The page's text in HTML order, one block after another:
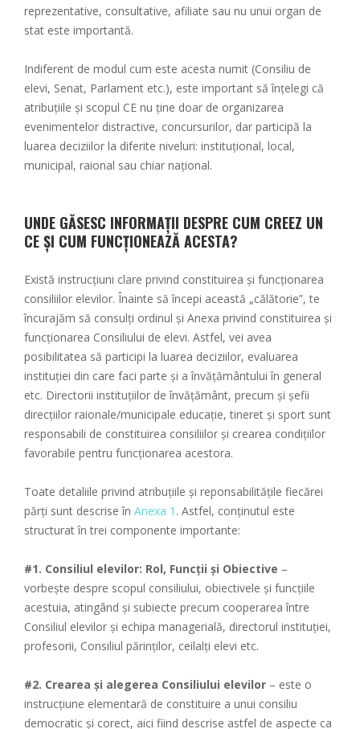
reprezentative, consultative, afiliate sau nu unui organ de
stat este importantă.
Indiferent de modul cum este acesta numit (Consiliu de
elevi, Senat, Parlament etc.), este important să înțelegi că
atribuțiile și scopul CE nu ține doar de organizarea
evenimentelor distractive, concursurilor, dar participă la
luarea deciziilor la diferite niveluri: instituțional, local,
municipal, raional sau chiar național.
UNDE GĂSESC INFORMAȚII DESPRE CUM CREEZ UN
CE ȘI CUM FUNCȚIONEAZĂ ACESTA?
Există instrucțiuni clare privind constituirea și funcționarea
consiliilor elevilor. Înainte să începi această „călătorie”, te
încurajăm să consulți ordinul și Anexa privind constituirea și
funcționarea Consiliului de elevi. Astfel, vei avea
posibilitatea să participi la luarea deciziilor, evaluarea
instituției din care faci parte și a învățământului în general
etc. Directorii instituțiilor de învățământ, precum și șefii
direcțiilor raionale/municipale educație, tineret și sport sunt
responsabili de constituirea consiliilor și crearea condițiilor
favorabile pentru funcționarea acestora.
Toate detaliile privind atribuțiile și reponsabilitățile fiecărei
părți sunt descrise în Anexa 1 . Astfel, conținutul este
structurat în trei componente importante:
#1. Consiliul elevilor: Rol, Funcții și Obiective –
vorbește despre scopul consiliului, obiectivele și funcțiile
acestuia, atingând și subiecte precum cooperarea între
Consiliul elevilor și echipa managerială, directorul instituției,
profesorii, Consiliul părinților, ceilalți elevi etc.
#2. Crearea și alegerea Consiliului elevilor – este o
instrucțiune elementară de constituire a unui consiliu
democratic și corect, aici fiind descrise astfel de aspecte ca